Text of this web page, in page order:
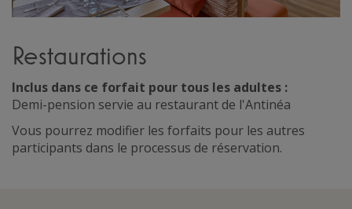
Restaurations
Inclus dans ce forfait pour tous les adultes :
Demi-pension servie au restaurant de l'Antinéa
Vous pourrez modifier les forfaits pour les autres
participants dans le processus de réservation.